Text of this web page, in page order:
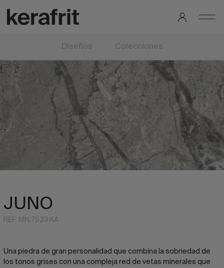
Diseños Colecciones
JUNO
REF: MN.7523 KA
Una piedra de gran personalidad que combina la sobriedad de
los tonos grises con una compleja red de vetas minerales que